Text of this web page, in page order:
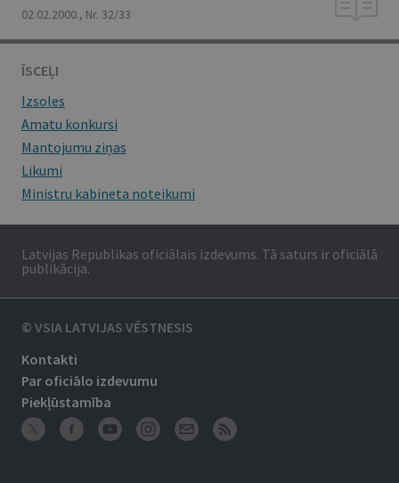
02.02.2000., Nr. 32/33
ĪSCEĻI
Izsoles
Amatu konkursi
Mantojumu ziņas
Likumi
Ministru kabineta noteikumi
Latvijas Republikas oficiālais izdevums. Tā saturs ir oficiālā
publikācija.
© VSIA LATVIJAS VĒSTNESIS
Kontakti
Par oficiālo izdevumu
Piekļūstamība